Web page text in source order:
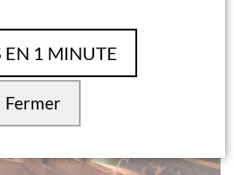
réserverle spa bière à Budapest sur
EN 1 MINUTE
Fermer